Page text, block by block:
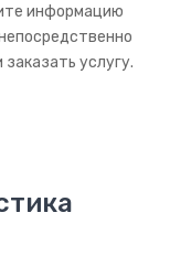
информацию
услугу.